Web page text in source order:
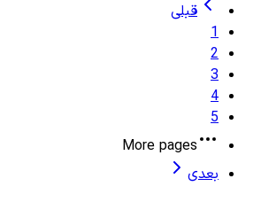
قبلی
1
2
3
4
5
More pages
بعدی